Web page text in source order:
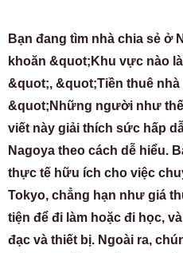
Bạn đang tìm nhà chia sẻ ở
khoăn &quot;Khu vực nào
&quot;, &quot;Tiền thuê
&quot;Những người như
viết này giải thích sức hấp
Nagoya theo cách dễ hiểu.
thực tế hữu ích cho việc
Tokyo, chẳng hạn như giá
tiện để đi làm hoặc đi học,
đạc và thiết bị. Ngoài ra,